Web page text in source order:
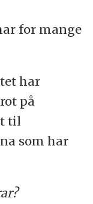
for mange
har
på
til
som har